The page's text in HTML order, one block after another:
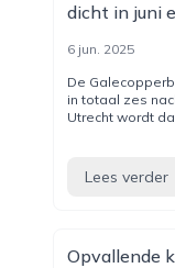
dicht in juni
6 jun. 2025
De
in totaal zes
Utrecht wordt
Lees verder
Opvallende